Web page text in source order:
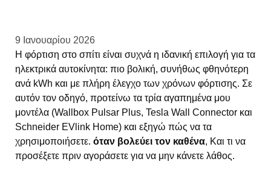
9 Ιανουαρίου 2026
Η φόρτιση στο σπίτι είναι συχνά η ιδανική επιλογή για τα
ηλεκτρικά αυτοκίνητα: πιο βολική, συνήθως φθηνότερη
ανά kWh και με πλήρη έλεγχο των χρόνων φόρτισης. Σε
αυτόν τον οδηγό, προτείνω τα τρία αγαπημένα μου
μοντέλα (Wallbox Pulsar Plus, Tesla Wall Connector και
Schneider EVlink Home) και εξηγώ πώς να τα
χρησιμοποιήσετε. όταν βολεύει τον καθένα, Και τι να
προσέξετε πριν αγοράσετε για να μην κάνετε λάθος.